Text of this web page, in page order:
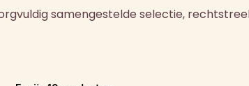
samengestelde selectie,